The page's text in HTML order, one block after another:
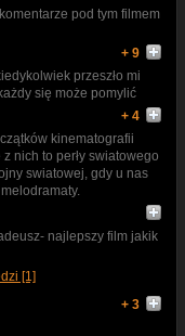
pod tym filmem
+ 9
przeszło mi
się może pomylić
+ 4
kinematografii
nich to perły swiatowego
swiatowej, gdy u nas
najlepszy film jakik
[1]
+ 3